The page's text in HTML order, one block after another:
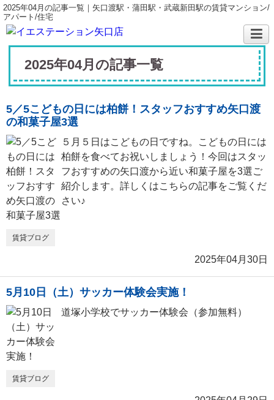
2025年04月の記事一覧｜矢口渡駅・蒲田駅・武蔵新田駅の賃貸マンション/
アパート/住宅
2025年04月の記事一覧
5／5こどもの日には柏餅！スタッフおすすめ矢口渡
の和菓子屋3選
５月５日はこどもの日ですね。こどもの日には
柏餅を食べてお祝いしましょう！今回はスタッ
フおすすめの矢口渡から近い和菓子屋を3選ご
紹介します。詳しくはこちらの記事をご覧くだ
さい♪
賃貸ブログ
2025年04月30日
5月10日（土）サッカー体験会実施！
道塚小学校でサッカー体験会（参加無料）
賃貸ブログ